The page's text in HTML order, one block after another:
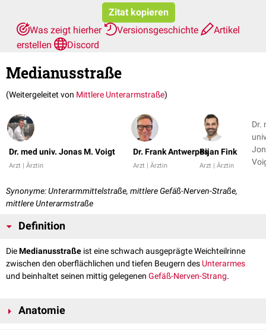
Zitat kopieren
Was zeigt hierher
Versionsgeschichte
Artikel
erstellen
Discord
Medianusstraße
(Weitergeleitet von Mittlere Unterarmstraße)
Dr. med univ. Jonas M. Voigt
Arzt | Ärztin
Dr. Frank Antwerpes
Arzt | Ärztin
Bijan Fink
Arzt | Ärztin
Dr.
Synonyme: Unterarmmittelstraße, mittlere Gefäß-Nerven-Straße,
mittlere Unterarmstraße
Definition
DieMedianusstraße ist eine schwach ausgeprägte Weichteilrinne
zwischen den oberflächlichen und tiefen Beugern des Unterarmes
und beinhaltet seinen mittig gelegenen Gefäß-Nerven-Strang.
Anatomie